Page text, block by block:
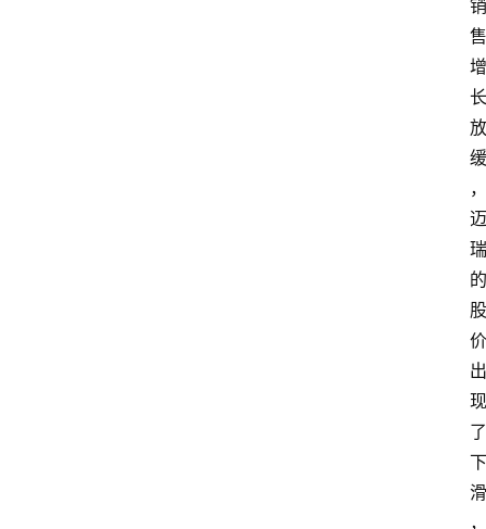
销
售
增
长
放
缓
，
迈
瑞
的
股
价
出
现
了
下
滑
，